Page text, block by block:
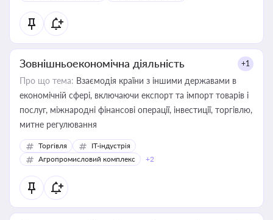
Зовнішньоекономічна діяльність +1
Про що тема: Взаємодія країни з іншими державами в
економічній сфері, включаючи експорт та імпорт товарів і
послуг, міжнародні фінансові операції, інвестиції, торгівлю,
митне регулювання
Торгівля
IT-індустрія
Агропромисловий комплекс
+2